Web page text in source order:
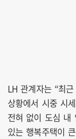
LH 관계자는 “최
상황에서 시중 시
전혀 없이 도심 내
있는 행복주택이